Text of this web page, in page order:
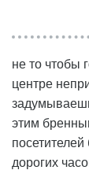
не то чтобы
центре
этим
дорогих